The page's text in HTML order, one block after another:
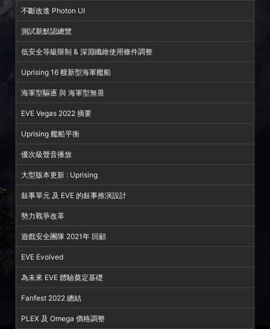
不斷改進 Photon UI
測試新默認總覽
低安全等級限制 & 深淵纖維使用條件調整
Uprising 16 艘新型海軍艦船
海軍型驅逐 與 海軍型無畏
EVE Vegas 2022 摘要
Uprising 艦船平衡
優次級聲音播放
大型版本更新 : Uprising
敍事單元 及 EVE 的敍事推演設計
勢力戰爭改革
遊戲安全團隊 2021年 回顧
EVE Evolved
為未來 EVE 體驗奠定基礎
Fanfest 2022 總結
PLEX 及 Omega 價格調整